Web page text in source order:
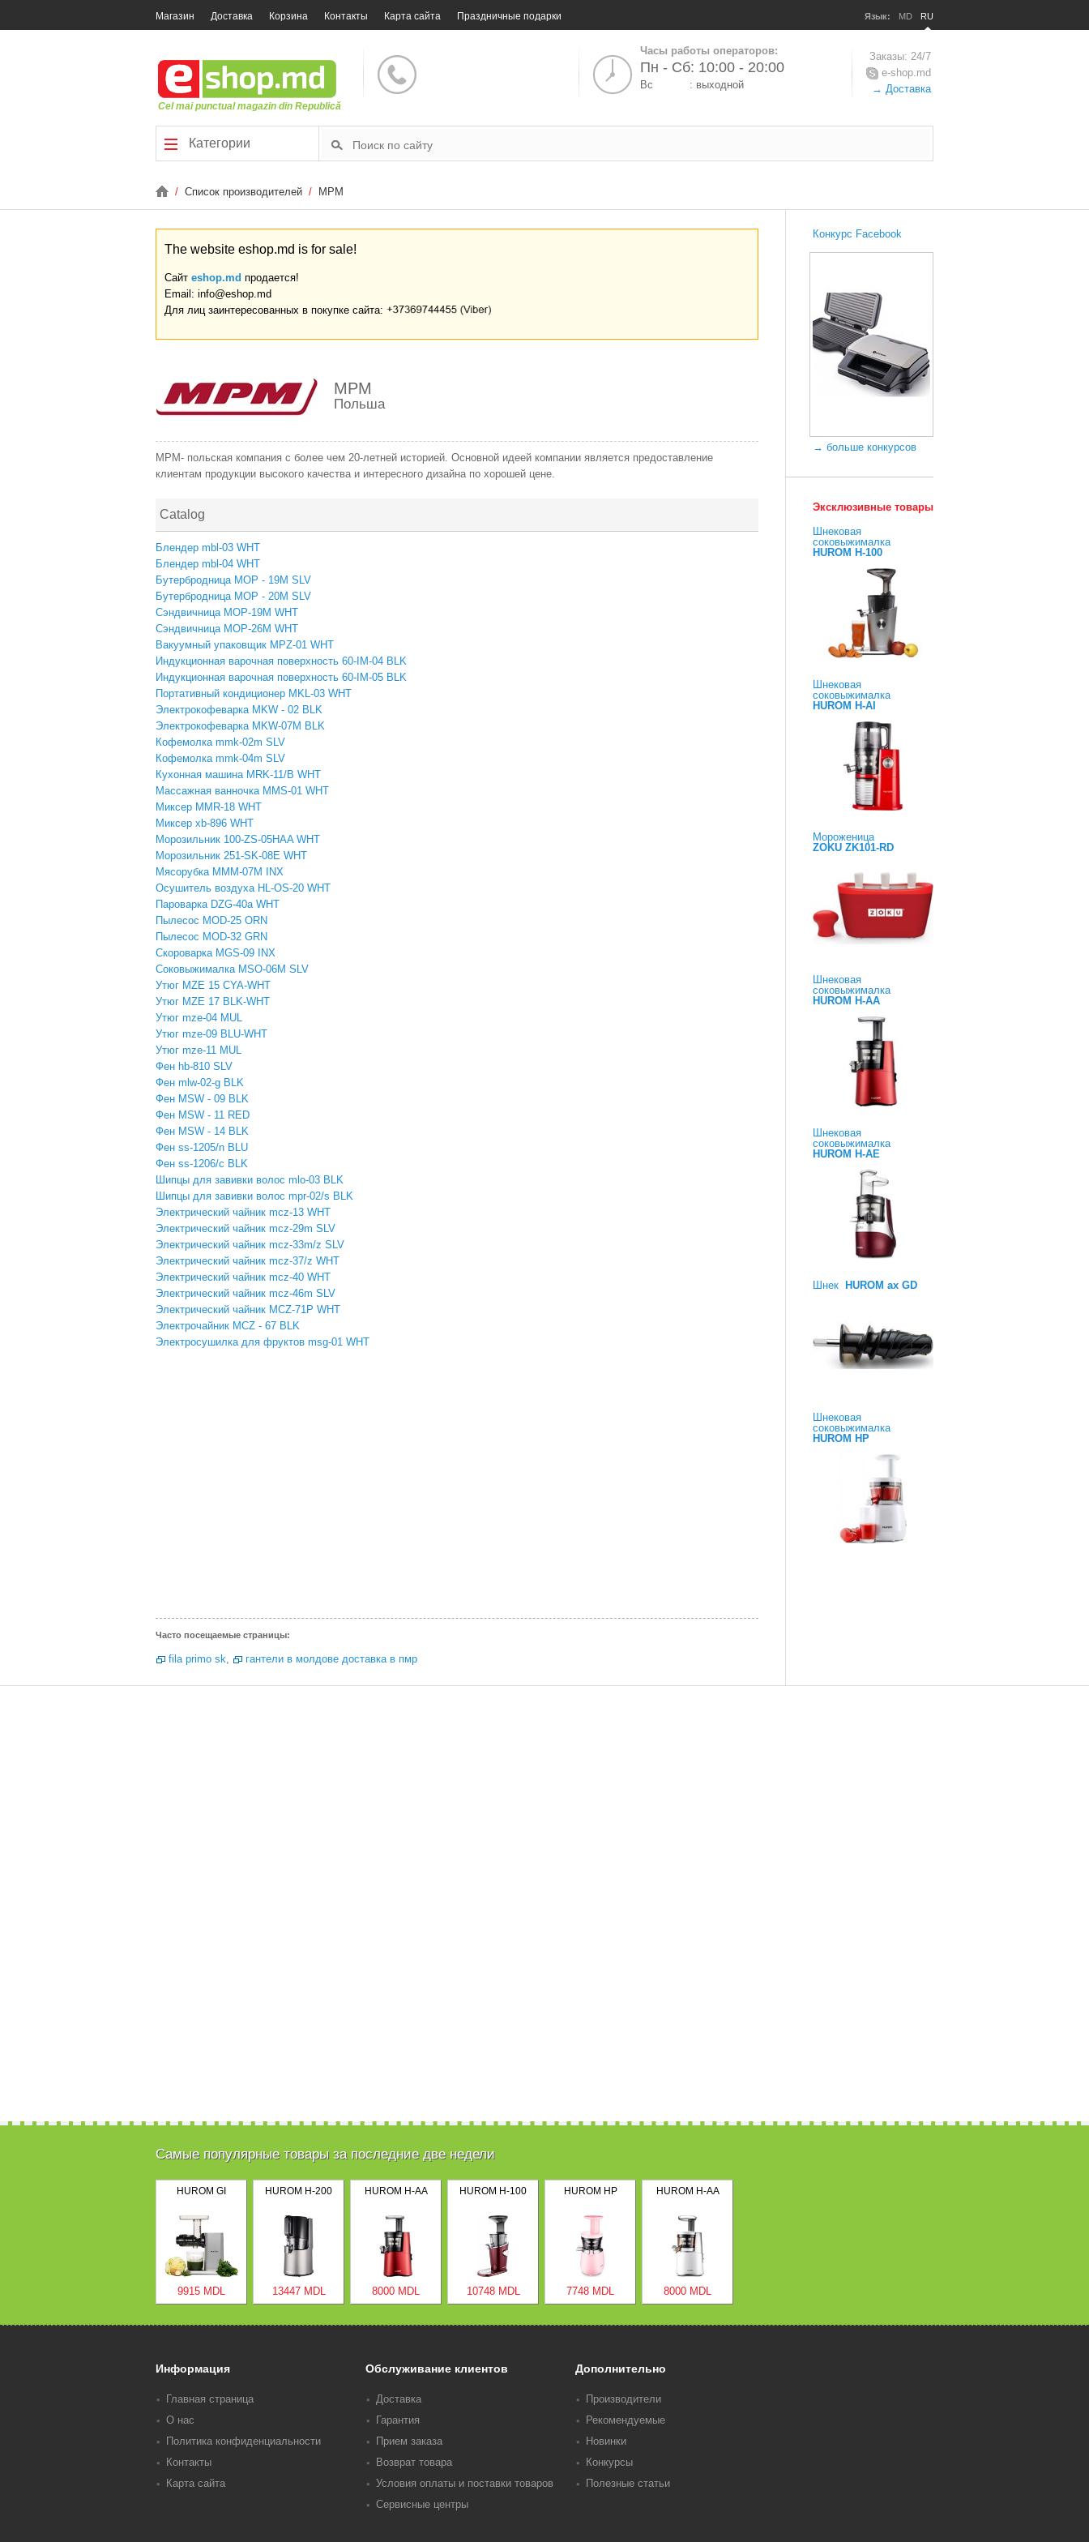
Магазин Доставка Корзина Контакты Карта сайта Праздничные подарки Язык: MD RU
Cel mai punctual magazin din Republică
Часы работы операторов:
Пн - Сб: 10:00 - 20:00
Вс : выходной
Заказы: 24/7
e-shop.md
→ Доставка
Категории
/ Список производителей / MPM
The website eshop.md is for sale!
Сайт eshop.md продается!
Email: info@eshop.md
Для лиц заинтересованных в покупке сайта:
MPM
Польша
MPM- польская компания с более чем 20-летней историей. Основной идеей компании является предоставление
клиентам продукции высокого качества и интересного дизайна по хорошей цене.
Catalog
Блендер mbl-03 WHT
Блендер mbl-04 WHT
Бутербродница MOP - 19M SLV
Бутербродница MOP - 20M SLV
Сэндвичница MOP-19M WHT
Сэндвичница MOP-26M WHT
Вакуумный упаковщик MPZ-01 WHT
Индукционная варочная поверхность 60-IM-04 BLK
Индукционная варочная поверхность 60-IM-05 BLK
Портативный кондиционер MKL-03 WHT
Электрокофеварка MKW - 02 BLK
Электрокофеварка MKW-07M BLK
Кофемолка mmk-02m SLV
Кофемолка mmk-04m SLV
Кухонная машина MRK-11/B WHT
Массажная ванночка MMS-01 WHT
Миксер MMR-18 WHT
Миксер xb-896 WHT
Морозильник 100-ZS-05HAA WHT
Морозильник 251-SK-08E WHT
Мясорубка MMM-07M INX
Осушитель воздуха HL-OS-20 WHT
Пароварка DZG-40a WHT
Пылесос MOD-25 ORN
Пылесос MOD-32 GRN
Скороварка MGS-09 INX
Соковыжималка MSO-06M SLV
Утюг MZE 15 CYA-WHT
Утюг MZE 17 BLK-WHT
Утюг mze-04 MUL
Утюг mze-09 BLU-WHT
Утюг mze-11 MUL
Фен hb-810 SLV
Фен mlw-02-g BLK
Фен MSW - 09 BLK
Фен MSW - 11 RED
Фен MSW - 14 BLK
Фен ss-1205/n BLU
Фен ss-1206/c BLK
Шипцы для завивки волос mlo-03 BLK
Шипцы для завивки волос mpr-02/s BLK
Электрический чайник mcz-13 WHT
Электрический чайник mcz-29m SLV
Электрический чайник mcz-33m/z SLV
Электрический чайник mcz-37/z WHT
Электрический чайник mcz-40 WHT
Электрический чайник mcz-46m SLV
Электрический чайник MCZ-71P WHT
Электрочайник MCZ - 67 BLK
Электросушилка для фруктов msg-01 WHT
Часто посещаемые страницы:
fila primo sk, гантели в молдове доставка в пмр
Конкурс Facebook
→ больше конкурсов
Эксклюзивные товары
Шнековая
соковыжималка
HUROM H-100
Шнековая
соковыжималка
HUROM H-AI
Мороженица
ZOKU ZK101-RD
Шнековая
соковыжималка
HUROM H-AA
Шнековая
соковыжималка
HUROM H-AE
Шнек HUROM ax GD
Шнековая
соковыжималка
HUROM HP
Самые популярные товары за последние две недели
HUROM GI
9915 MDL
HUROM H-200
13447 MDL
HUROM H-AA
8000 MDL
HUROM H-100
10748 MDL
HUROM HP
7748 MDL
HUROM H-AA
8000 MDL
Информация
Главная страница
О нас
Политика конфиденциальности
Контакты
Карта сайта
Обслуживание клиентов
Доставка
Гарантия
Прием заказа
Возврат товара
Условия оплаты и поставки товаров
Сервисные центры
Дополнительно
Производители
Рекомендуемые
Новинки
Конкурсы
Полезные статьи